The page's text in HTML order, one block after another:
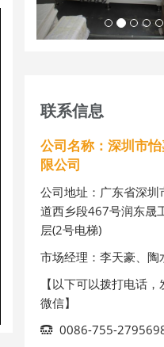
联系信息
公司名称：深圳市
限公司
公司地址：广东省深
道西乡段467号润东晟
层(2号电梯)
市场经理：李天豪、陶
【以下可以拨打电话，
微信】
0086-755-